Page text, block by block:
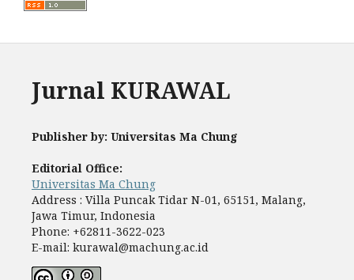
Jurnal KURAWAL
Publisher by: Universitas Ma Chung
Editorial Office:
Universitas Ma Chung
Address : Villa Puncak Tidar N-01, 65151, Malang,
Jawa Timur, Indonesia
Phone: +62811-3622-023
E-mail: kurawal@machung.ac.id